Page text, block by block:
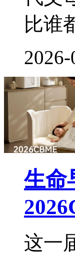
比谁
生命
这一